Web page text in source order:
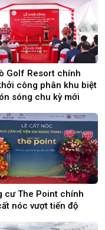
Golf Resort chính
công phân khu biệt
sóng chu kỳ mới
cư The Point chính
nóc vượt tiến độ